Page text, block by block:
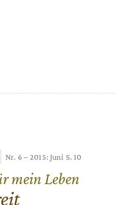
Nr. 6 – 2015: Juni S. 10
mein Leben